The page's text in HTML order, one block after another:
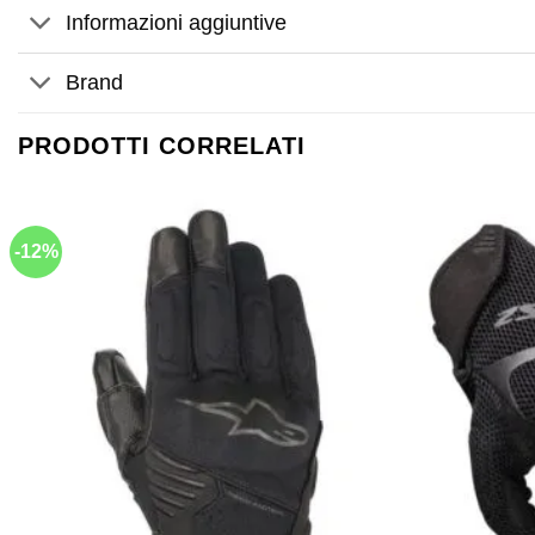
Informazioni aggiuntive
Brand
PRODOTTI CORRELATI
-12%